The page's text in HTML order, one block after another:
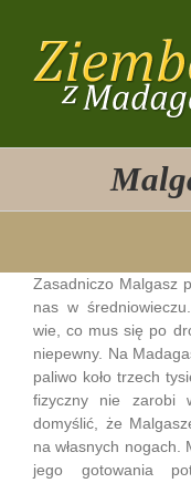
zawartości
Zasadniczo Malgasz
nas w
wie, co mus się po
niepewny. Na
paliwo koło trzech
fizyczny nie zarobi
domyślić, że
na własnych
jego gotowania